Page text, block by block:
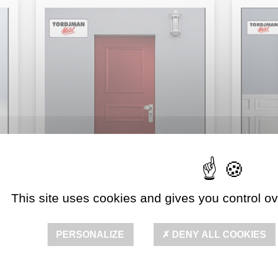
PORTE BLINDÉE RMETIC ABSOLU
Isolation thermique avec Ud = 1,4
This site uses cookies and gives you control
PERSONALIZE DENY ALL COOKIES